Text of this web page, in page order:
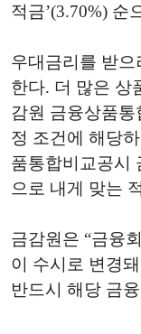
적금’(3.70%) 순
우대금리를 받
한다. 더 많은 상
감원 금융상품
정 조건에 해당
품통합비교공시
으로 내게 맞는
금감원은 “금융
이 수시로 변경
반드시 해당 금